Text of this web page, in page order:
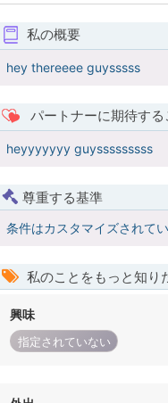
私の概要
hey thereeee guysssss
パートナーに期待する
heyyyyyyy guysssssssss
尊重する基準
条件はカスタマイズされて
私のことをもっと知り
興味
指定されていない